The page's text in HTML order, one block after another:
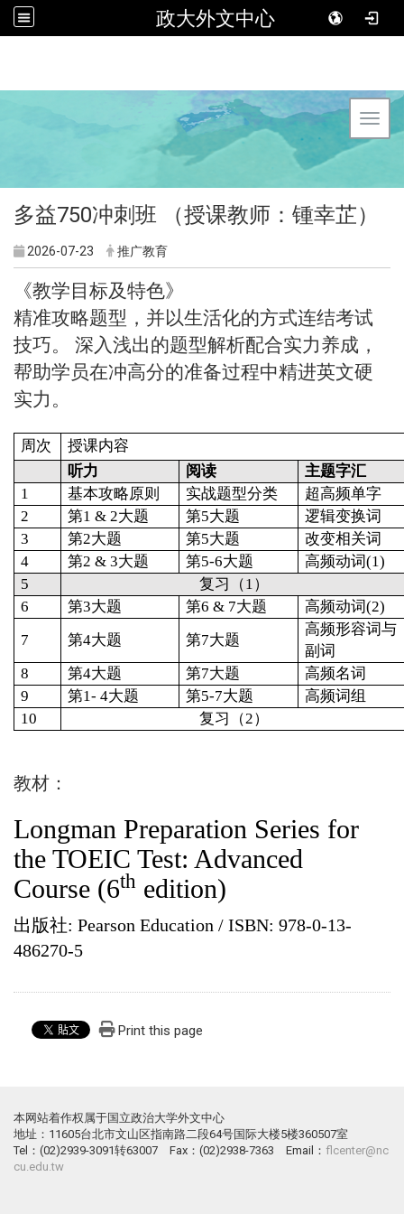
政大外文中心
多益750冲刺班 （授课教师：锺幸芷）
2026-07-23 推广教育
《教学目标及特色》
精准攻略题型，并以生活化的方式连结考试
技巧。 深入浅出的题型解析配合实力养成，
帮助学员在冲高分的准备过程中精进英文硬
实力。
周 次
授课内容
听力
阅读
主题字汇
1
基本攻略原则 实战题型分类
超高频单字
2
第1 & 2大题 第5大题
逻辑变换词
3
第2大题 第5大题
改变相关词
4
第2 & 3大题 第5-6大题
高频动词(1)
5
复习（1）
6
第3大题 第6 & 7大题
高频动词(2)
7
第4大题 第7大题
高频形容词与
副词
8
第4大题 第7大题
高频名词
9
第1- 4大题 第5-7大题
高频词组
10
复习（2）
教材：
Longman Preparation Series for
the TOEIC Test: Advanced
Course (6th edition)
出版社: Pearson Education / ISBN: 978-0-13-
486270-5
Print this page
本网站着作权属于国立政治大学外文中心
地址：11605台北市文山区指南路二段64号国际大楼5楼360507室
Tel：(02)2939-3091转63007 Fax：(02)2938-7363 Email： flcenter@nc
cu.edu.tw